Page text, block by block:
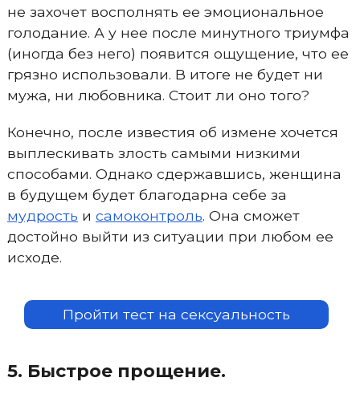
не захочет восполнять ее эмоциональное
голодание. А у нее после минутного триумфа
(иногда без него) появится ощущение, что ее
грязно использовали. В итоге не будет ни
мужа, ни любовника. Стоит ли оно того?
Конечно, после известия об измене хочется
выплескивать злость самыми низкими
способами. Однако сдержавшись, женщина
в будущем будет благодарна себе за
мудрость и самоконтроль. Она сможет
достойно выйти из ситуации при любом ее
исходе.
Пройти тест на сексуальность
5. Быстрое прощение.